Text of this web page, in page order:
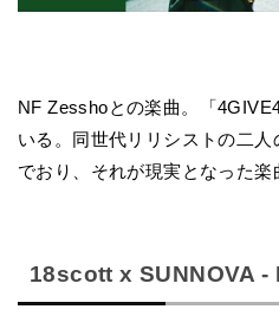
NF Zesshoとの楽曲。「
いる。同世代リリシストの二
でおり、それが現実となった楽
18scott x SUNNOVA -